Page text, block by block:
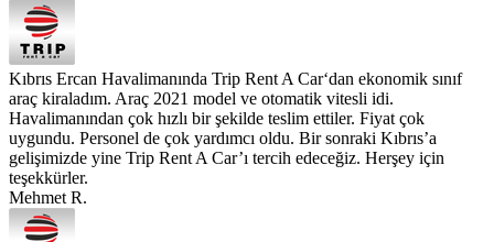
Kıbrıs Ercan Havalimanında Trip Rent A Car‘dan ekonomik sınıf
araç kiraladım. Araç 2021 model ve otomatik vitesli idi.
Havalimanından çok hızlı bir şekilde teslim ettiler. Fiyat çok
uygundu. Personel de çok yardımcı oldu. Bir sonraki Kıbrıs’a
gelişimizde yine Trip Rent A Car’ı tercih edeceğiz. Herşey için
teşekkürler.
Mehmet R.